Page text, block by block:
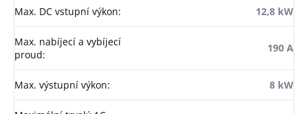
Max. DC vstupní výkon: 12,8 kW
Max. nabíjecí a vybíjecí
proud:
190 A
Max. výstupní výkon: 8 kW